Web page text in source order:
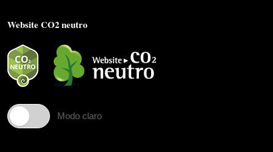
Website CO2 neutro
Modo claro